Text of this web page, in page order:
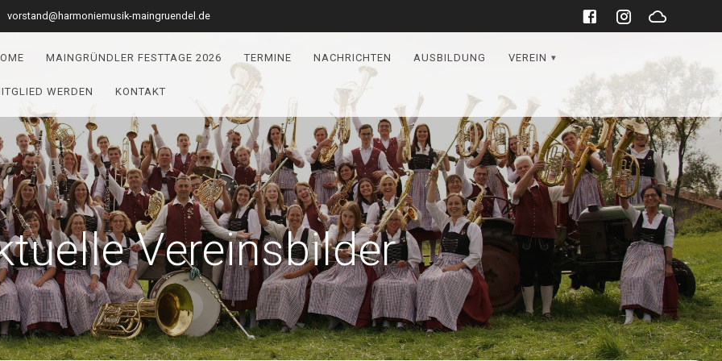
vorstand@harmoniemusik-maingruendel.de
MAINGRÜNDLER FESTTAGE 2026 TERMINE NACHRICHTEN AUSBILDUNG VEREIN
WERDEN KONTAKT
Vereinsbilder